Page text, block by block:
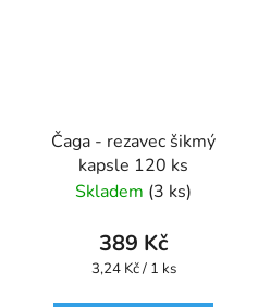
Čaga - rezavec šikmý
kapsle 120 ks
Skladem (3 ks)
389 Kč
Měrná
3,24 Kč / 1 ks